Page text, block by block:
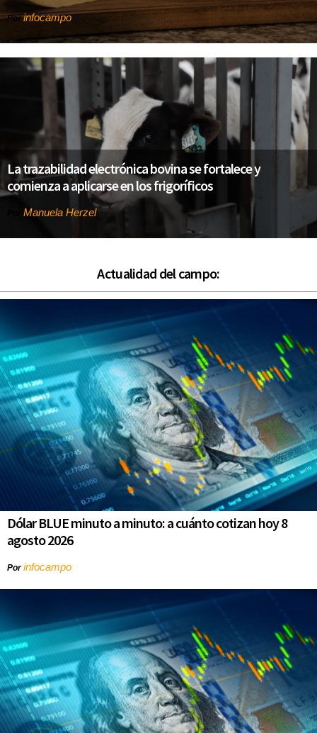
Porinfocampo
La trazabilidad electrónica bovina se fortalece y
comienza a aplicarse en los frigoríficos
Manuela Herzel
Actualidad del campo:
Dólar BLUE minuto a minuto: a cuánto cotizan hoy 8
agosto 2026
Porinfocampo